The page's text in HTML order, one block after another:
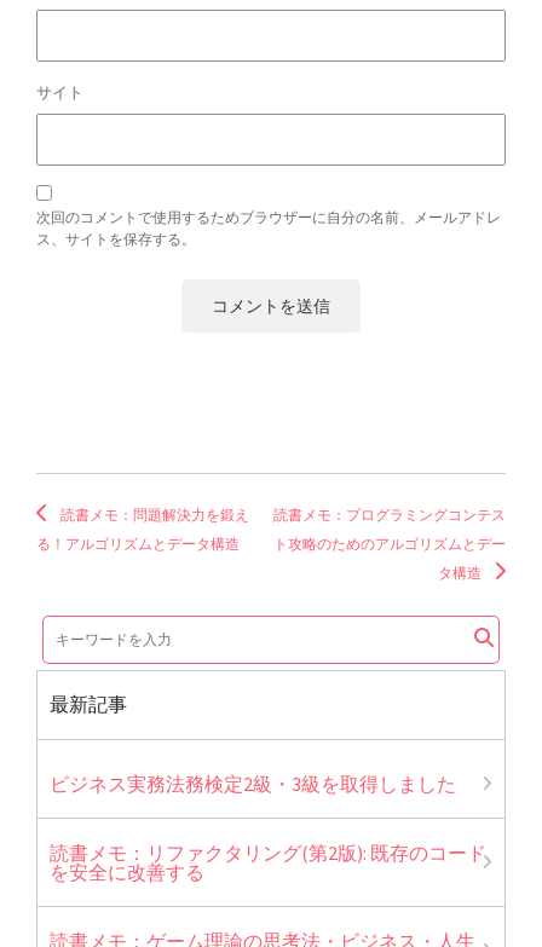
サイト
次回のコメントで使用するためブラウザーに自分の名前、メールアドレ
ス、サイトを保存する。
読書メモ：問題解決力を鍛え
る！アルゴリズムとデータ構造
読書メモ：プログラミングコンテス
ト攻略のためのアルゴリズムとデー
タ構造
最新記事
ビジネス実務法務検定2級・3級を取得しました
読書メモ：リファクタリング(第2版): 既存のコード
を安全に改善する
読書メモ：ゲーム理論の思考法・ビジネス・人生